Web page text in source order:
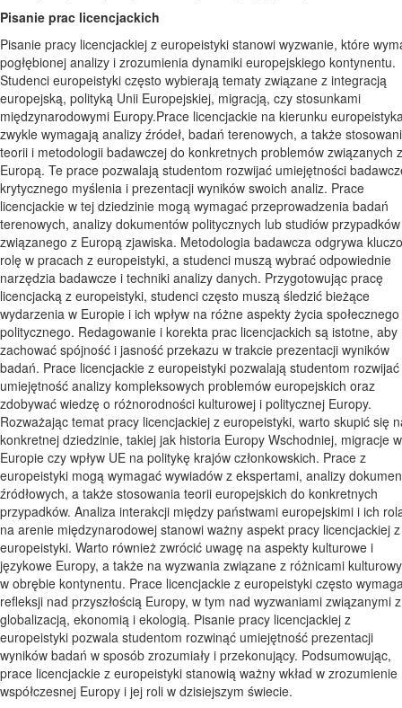
Pisanie prac licencjackich
Pisanie pracy licencjackiej z europeistyki stanowi wyzwanie, które
pogłębionej analizy i zrozumienia dynamiki europejskiego kontynentu.
Studenci europeistyki często wybierają tematy związane z integracją
europejską, polityką Unii Europejskiej, migracją, czy stosunkami
międzynarodowymi Europy.Prace licencjackie na kierunku
zwykle wymagają analizy źródeł, badań terenowych, a także
teorii i metodologii badawczej do konkretnych problemów związanych z
Europą. Te prace pozwalają studentom rozwijać umiejętności
krytycznego myślenia i prezentacji wyników swoich analiz. Prace
licencjackie w tej dziedzinie mogą wymagać przeprowadzenia badań
terenowych, analizy dokumentów politycznych lub studiów przypadków
związanego z Europą zjawiska. Metodologia badawcza odgrywa
rolę w pracach z europeistyki, a studenci muszą wybrać odpowiednie
narzędzia badawcze i techniki analizy danych. Przygotowując pracę
licencjacką z europeistyki, studenci często muszą śledzić bieżące
wydarzenia w Europie i ich wpływ na różne aspekty życia
politycznego. Redagowanie i korekta prac licencjackich są istotne, aby
zachować spójność i jasność przekazu w trakcie prezentacji wyników
badań. Prace licencjackie z europeistyki pozwalają studentom rozwijać
umiejętność analizy kompleksowych problemów europejskich oraz
zdobywać wiedzę o różnorodności kulturowej i politycznej Europy.
Rozważając temat pracy licencjackiej z europeistyki, warto skupić się
konkretnej dziedzinie, takiej jak historia Europy Wschodniej, migracje w
Europie czy wpływ UE na politykę krajów członkowskich. Prace z
europeistyki mogą wymagać wywiadów z ekspertami, analizy
źródłowych, a także stosowania teorii europejskich do konkretnych
przypadków. Analiza interakcji między państwami europejskimi i ich
na arenie międzynarodowej stanowi ważny aspekt pracy licencjackiej z
europeistyki. Warto również zwrócić uwagę na aspekty kulturowe i
językowe Europy, a także na wyzwania związane z różnicami
w obrębie kontynentu. Prace licencjackie z europeistyki często
refleksji nad przyszłością Europy, w tym nad wyzwaniami związanymi z
globalizacją, ekonomią i ekologią. Pisanie pracy licencjackiej z
europeistyki pozwala studentom rozwinąć umiejętność prezentacji
wyników badań w sposób zrozumiały i przekonujący. Podsumowując,
prace licencjackie z europeistyki stanowią ważny wkład w zrozumienie
współczesnej Europy i jej roli w dzisiejszym świecie.